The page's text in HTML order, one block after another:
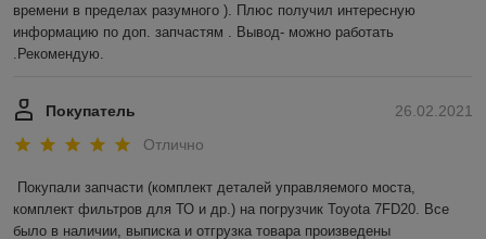
времени в пределах разумного ). Плюс получил интересную
информацию по доп. запчастям . Вывод- можно работать
.Рекомендую.
26.02.2021
Покупатель
Отлично
Покупали запчасти (комплект деталей управляемого моста,
комплект фильтров для ТО и др.) на погрузчик Toyota 7FD20. Все
было в наличии, выписка и отгрузка товара произведены